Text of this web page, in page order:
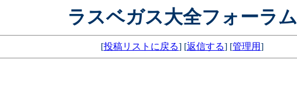
ラスベガス大全フォーラム
[投稿リストに戻る] [返信する] [管理用]